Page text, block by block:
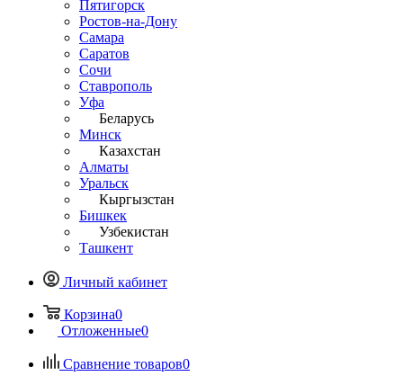
Пятигорск
Ростов-на-Дону
Самара
Саратов
Сочи
Ставрополь
Уфа
Беларусь
Минск
Казахстан
Алматы
Уральск
Кыргызстан
Бишкек
Узбекистан
Ташкент
Личный кабинет
Корзина0
Отложенные0
Сравнение товаров0